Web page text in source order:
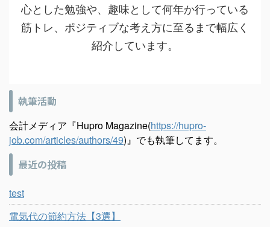
心とした勉強や、趣味として何年か行っている
筋トレ、ポジティブな考え方に至るまで幅広く
紹介しています。
執筆活動
会計メディア『Hupro Magazine(https://hupro-
job.com/articles/authors/49)』でも執筆してます。
最近の投稿
test
電気代の節約方法【3選】